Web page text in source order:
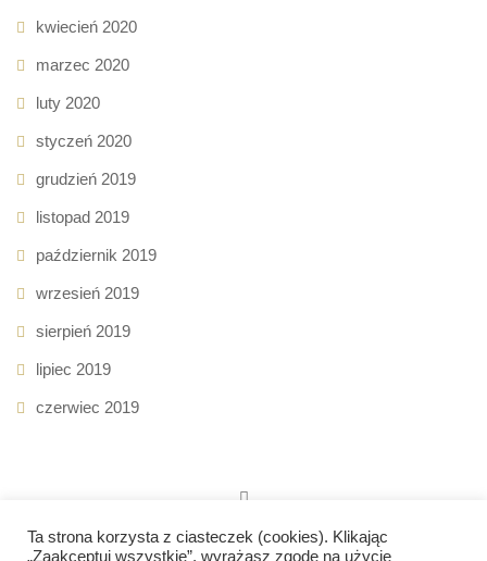
kwiecień 2020
marzec 2020
luty 2020
styczeń 2020
grudzień 2019
listopad 2019
październik 2019
wrzesień 2019
sierpień 2019
lipiec 2019
czerwiec 2019
Ta strona korzysta z ciasteczek (cookies). Klikając
„Zaakceptuj wszystkie”, wyrażasz zgodę na użycie